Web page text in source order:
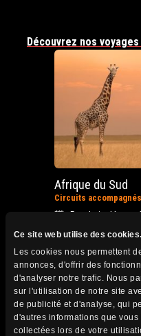
Ce site web utilise des cookies.
Les cookies nous permettent
annonces, d'offrir des
d'analyser notre trafic. Nous
sur l'utilisation de notre site
de publicité et d'analyse, qui
d'autres informations que
collectées lors de votre
Découvrez nos
Afrique du Sud
Circuits accompagnés
Prochain départ :